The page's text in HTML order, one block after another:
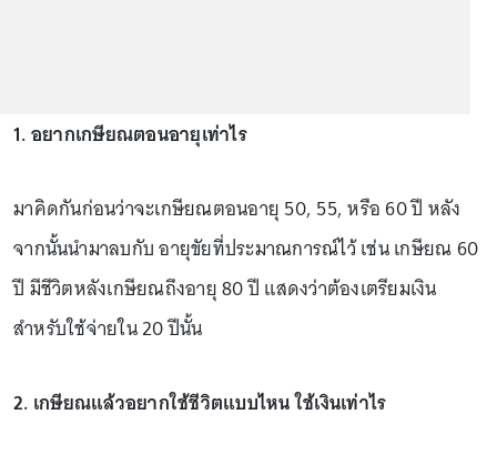
1. อยากเกษียณตอนอายุเท่าไร
มาคิดกันก่อนว่าจะเกษียณตอนอายุ 50, 55, หรือ 60 ปี หลัง
จากนั้นนำมาลบกับ อายุขัยที่ประมาณการณ์ไว้ เช่น เกษียณ 60
ปี มีชีวิตหลังเกษียณถึงอายุ 80 ปี แสดงว่าต้องเตรียมเงิน
สำหรับใช้จ่ายใน 20 ปีนั้น
2. เกษียณแล้วอยากใช้ชีวิตแบบไหน ใช้เงินเท่าไร